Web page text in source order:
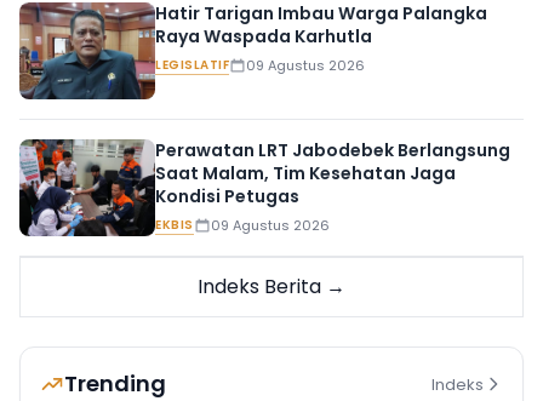
Hatir Tarigan Imbau Warga Palangka
Raya Waspada Karhutla
LEGISLATIF 09 Agustus 2026
Perawatan LRT Jabodebek Berlangsung
Saat Malam, Tim Kesehatan Jaga
Kondisi Petugas
EKBIS 09 Agustus 2026
Indeks Berita →
Trending Indeks